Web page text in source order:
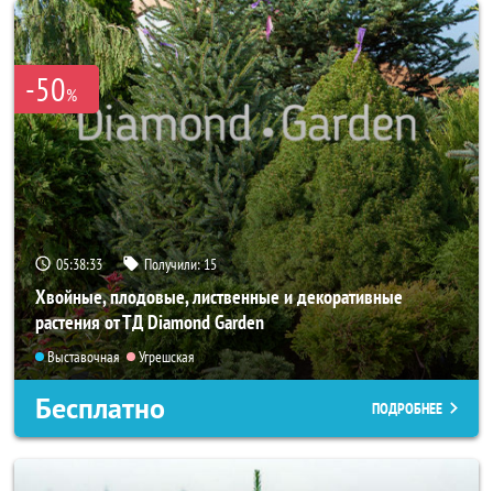
-50%
05:38:31 Получили:15
Хвойные, плодовые, лиственные и декоративные
растения от ТД Diamond Garden
Выставочная Угрешская
Бесплатно ПОДРОБНЕЕ